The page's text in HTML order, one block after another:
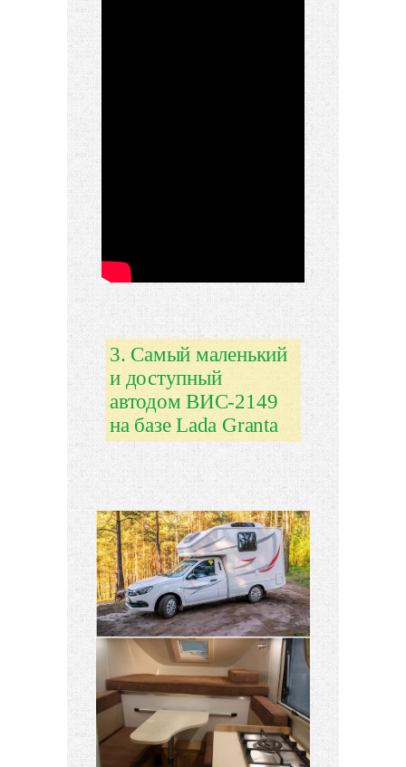
3. Самый маленький
и доступный
автодом ВИС-2149
на базе Lada Granta